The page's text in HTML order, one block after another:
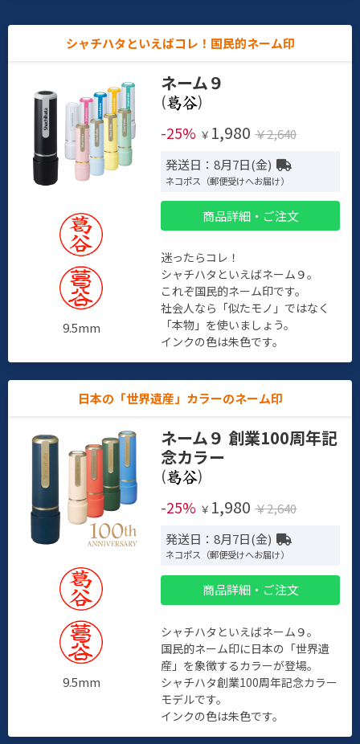
シャチハタといえばコレ！国民的ネーム印
9.5mm
ネーム９
(
)
-25% ￥ 1,980 ￥2,640
発送日：8月7日(金)
ネコポス（郵便受けへお届け）
商品詳細・ご注文
迷ったらコレ！
シャチハタといえばネーム９。
これぞ国民的ネーム印です。
社会人なら「似たモノ」ではなく
「本物」を使いましょう。
インクの色は朱色です。
日本の「世界遺産」カラーのネーム印
9.5mm
ネーム９ 創業100周年記
念カラー
(
)
-25% ￥ 1,980 ￥2,640
発送日：8月7日(金)
ネコポス（郵便受けへお届け）
商品詳細・ご注文
シャチハタといえばネーム９。
国民的ネーム印に日本の「世界遺
産」を象徴するカラーが登場。
シャチハタ創業100周年記念カラー
モデルです。
インクの色は朱色です。